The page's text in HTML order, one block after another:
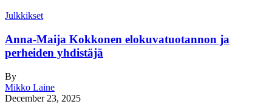
Julkkikset
Anna-Maija Kokkonen elokuvatuotannon ja
perheiden yhdistäjä
By
Mikko Laine
December 23, 2025